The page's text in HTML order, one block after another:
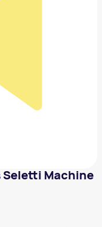
Seletti Machine